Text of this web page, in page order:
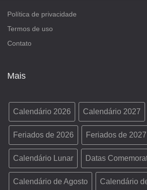
Política de privacidade
Termos de uso
Contato
Mais
Calendário 2026 Calendário 2027
Feriados de 2026 Feriados de 2027
Calendário Lunar Datas
Calendário de Agosto Calendário